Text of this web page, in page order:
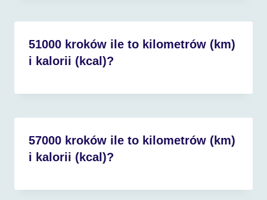
51000 kroków ile to kilometrów (km)
i kalorii (kcal)?
57000 kroków ile to kilometrów (km)
i kalorii (kcal)?